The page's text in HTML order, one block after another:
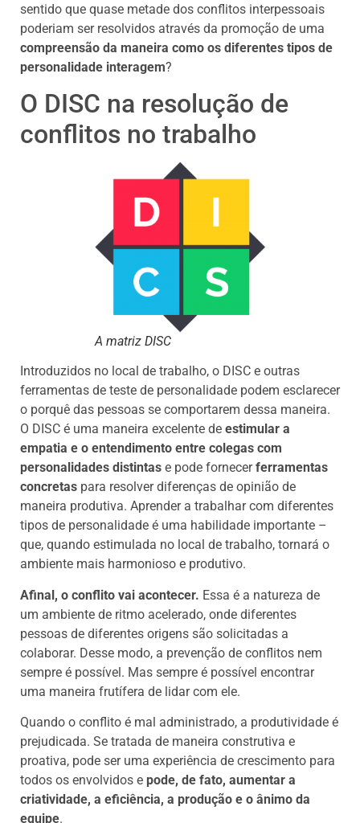
sentido que quase metade dos conflitos interpessoais
poderiam ser resolvidos através da promoção de uma
compreensão da maneira como os diferentes tipos de
personalidade interagem?
O DISC na resolução de
conflitos no trabalho
A matriz DISC
Introduzidos no local de trabalho, o DISC e outras
ferramentas de teste de personalidade podem esclarecer
o porquê das pessoas se comportarem dessa maneira.
O DISC é uma maneira excelente de estimular a
empatia e o entendimento entre colegas com
personalidades distintas e pode fornecerferramentas
concretas para resolver diferenças de opinião de
maneira produtiva. Aprender a trabalhar com diferentes
tipos de personalidade é uma habilidade importante –
que, quando estimulada no local de trabalho, tornará o
ambiente mais harmonioso e produtivo.
Afinal, o conflito vai acontecer. Essa é a natureza de
um ambiente de ritmo acelerado, onde diferentes
pessoas de diferentes origens são solicitadas a
colaborar. Desse modo, a prevenção de conflitos nem
sempre é possível. Mas sempre é possível encontrar
uma maneira frutífera de lidar com ele.
Quando o conflito é mal administrado, a produtividade é
prejudicada. Se tratada de maneira construtiva e
proativa, pode ser uma experiência de crescimento para
todos os envolvidos e pode, de fato, aumentar a
criatividade, a eficiência, a produção e o ânimo da
equipe.